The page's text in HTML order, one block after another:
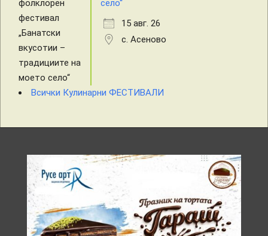
село“
15 авг. 26
с. Асеново
Всички Кулинарни ФЕСТИВАЛИ